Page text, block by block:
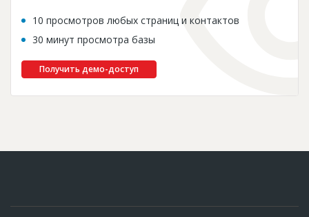
10 просмотров любых страниц и контактов
30 минут просмотра базы
Получить демо-доступ